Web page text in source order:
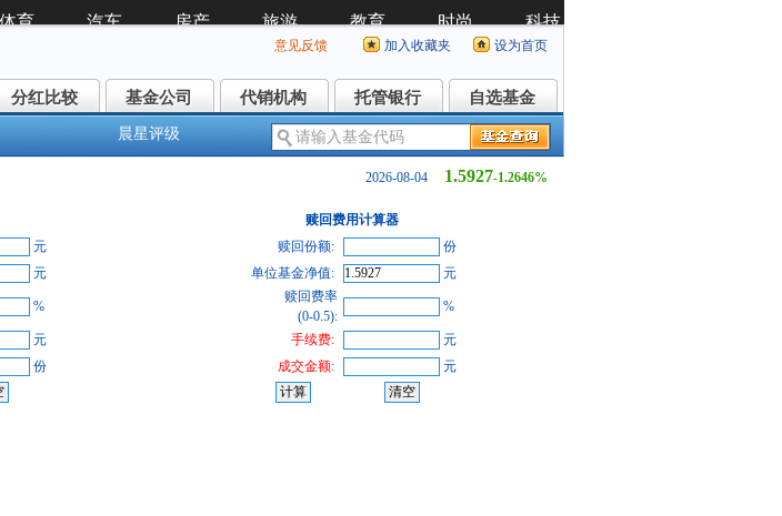
意见反馈 加入收藏夹 设为首页
分红比较
分红比较 基金公司
基金公司 代销机构
代销机构 托管银行
托管银行 自选基金
自选基金
晨星评级
2026-08-04 1.5927-1.2646%
元
元
%
元
份
赎回费用计算器
赎回份额:
份
单位基金净值:
元
赎回费率
(0-0.5):
%
手续费:
元
成交金额:
元